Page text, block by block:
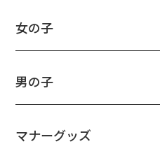
女の子
男の子
マナーグッズ